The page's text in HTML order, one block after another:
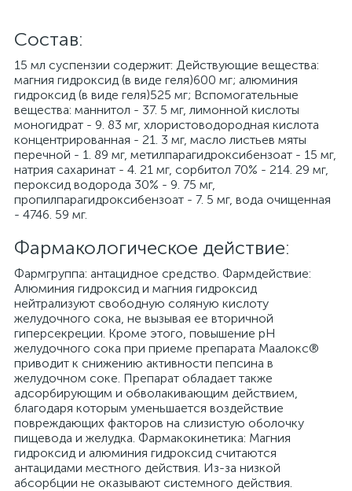
Cостав:
15 мл суспензии содержит: Действующие вещества:
магния гидроксид (в виде геля)600 мг; алюминия
гидроксид (в виде геля)525 мг; Вспомогательные
вещества: маннитол - 37. 5 мг, лимонной кислоты
моногидрат - 9. 83 мг, хлористоводородная кислота
концентрированная - 21. 3 мг, масло листьев мяты
перечной - 1. 89 мг, метилпарагидроксибензоат - 15 мг,
натрия сахаринат - 4. 21 мг, сорбитол 70% - 214. 29 мг,
пероксид водорода 30% - 9. 75 мг,
пропилпарагидроксибензоат - 7. 5 мг, вода очищенная
- 4746. 59 мг.
Фармакологическое действие:
Фармгруппа: антацидное средство. Фармдействие:
Алюминия гидроксид и магния гидроксид
нейтрализуют свободную соляную кислоту
желудочного сока, не вызывая ее вторичной
гиперсекреции. Кроме этого, повышение рН
желудочного сока при приеме препарата Маалокс®
приводит к снижению активности пепсина в
желудочном соке. Препарат обладает также
адсорбирующим и обволакивающим действием,
благодаря которым уменьшается воздействие
повреждающих факторов на слизистую оболочку
пищевода и желудка. Фармакокинетика: Магния
гидроксид и алюминия гидроксид считаются
антацидами местного действия. Из-за низкой
абсорбции не оказывают системного действия.